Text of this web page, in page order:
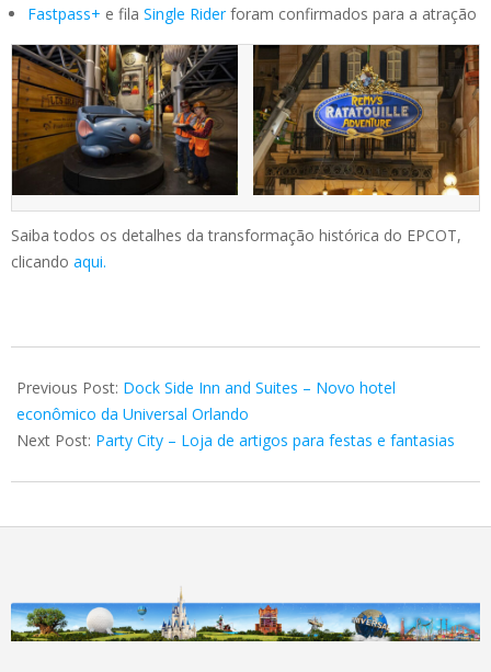
Fastpass+ e fila Single Riderforam confirmados para a atração
Saiba todos os detalhes da transformação histórica do EPCOT,
clicando aqui.
01-
09
Previous Post: Dock Side Inn and Suites – Novo hotel
econômico da Universal Orlando
Next Post: Party City – Loja de artigos para festas e fantasias